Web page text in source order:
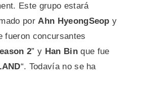
Este grupo estará
por Ahn HyeongSeopy
fueron concursantes
2” y Han Binque fue
“. Todavía no se ha